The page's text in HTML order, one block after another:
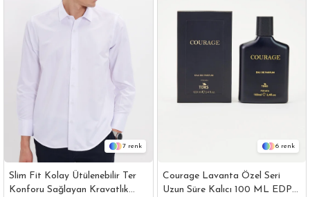
7
Slim Fit Kolay Ütülenebilir Ter
Konforu Sağlayan Kravatlık
6
Courage Lavanta Özel Seri
Uzun Süre Kalıcı 100 ML EDP